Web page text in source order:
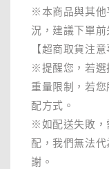
※本商品與其他
況，建議下單
【超商取貨注意
※提醒您，若選
重量限制，若
配方式。
※如配送失敗，
配，我們無法
謝。